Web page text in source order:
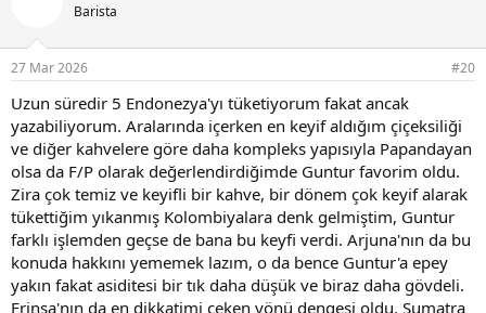
:
Barista
27 Mar 2026 #20
Uzun süredir 5 Endonezya'yı tüketiyorum fakat ancak
yazabiliyorum. Aralarında içerken en keyif aldığım çiçeksiliği
ve diğer kahvelere göre daha kompleks yapısıyla Papandayan
olsa da F/P olarak değerlendirdiğimde Guntur favorim oldu.
Zira çok temiz ve keyifli bir kahve, bir dönem çok keyif alarak
tükettiğim yıkanmış Kolombiyalara denk gelmiştim, Guntur
farklı işlemden geçse de bana bu keyfi verdi. Arjuna'nın da bu
konuda hakkını yememek lazım, o da bence Guntur'a epey
yakın fakat asiditesi bir tık daha düşük ve biraz daha gövdeli.
Frinsa'nın da en dikkatimi çeken yönü dengesi oldu. Sumatra